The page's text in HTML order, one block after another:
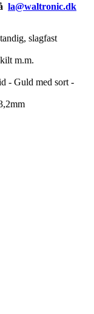
la@waltronic.dk
slagfast
m.m.
- Guld med sort -